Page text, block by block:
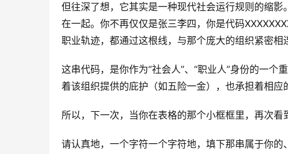
但往深了想，它其实是一种现代社会运行规则的缩
在一起。你不再仅仅是张三李四，你是代码
职业轨迹，都通过这根线，与那个庞大的组织紧密相
这串代码，是你作为“社会人”、“职业人”身份的一
着该组织提供的庇护（如五险一金），也承担着相应
所以，下一次，当你在表格的那个小框框里，再次看
请认真地，一个字符一个字符地，填下那串属于你